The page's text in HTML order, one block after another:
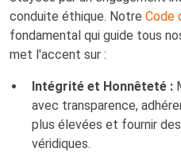
conduite éthique. Notre Code
fondamental qui guide tous
met l'accent sur :
Intégrité et Honnêteté :
avec transparence,
plus élevées et fournir
véridiques.